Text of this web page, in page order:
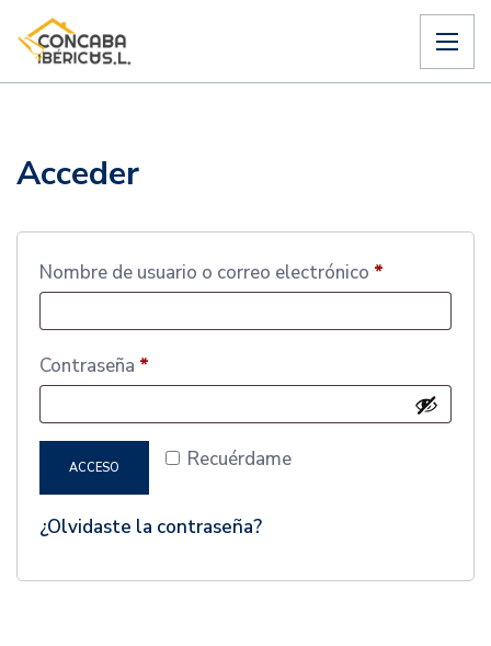
Acceder
Nombre de usuario o correo electrónico *
Contraseña *
Recuérdame
ACCESO
¿Olvidaste la contraseña?